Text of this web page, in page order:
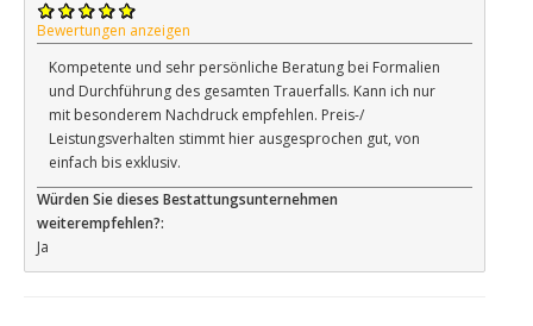
Bewertungen anzeigen
Kompetente und sehr persönliche Beratung bei Formalien
und Durchführung des gesamten Trauerfalls. Kann ich nur
mit besonderem Nachdruck empfehlen. Preis-/
Leistungsverhalten stimmt hier ausgesprochen gut, von
einfach bis exklusiv.
Würden Sie dieses Bestattungsunternehmen
weiterempfehlen?:
Ja